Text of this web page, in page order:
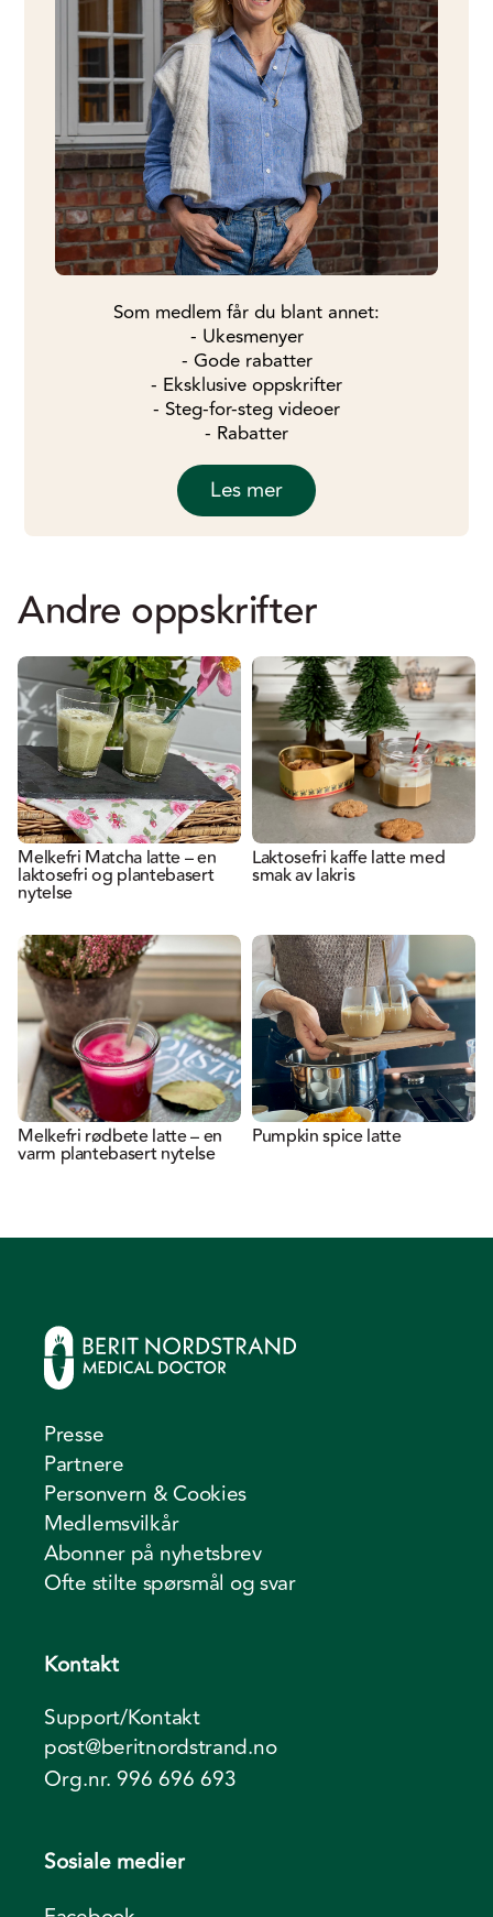
Som medlem får du blant annet:
- Ukesmenyer
- Gode rabatter
- Eksklusive oppskrifter
- Steg-for-steg videoer
- Rabatter
Les mer
Andre oppskrifter
Melkefri Matcha latte – en
laktosefri og plantebasert
nytelse
Laktosefri kaffe latte med
smak av lakris
Melkefri rødbete latte – en
varm plantebasert nytelse
Pumpkin spice latte
Presse
Partnere
Personvern & Cookies
Medlemsvilkår
Abonner på nyhetsbrev
Ofte stilte spørsmål og svar
Kontakt
Support/Kontakt
post@beritnordstrand.no
Org.nr. 996 696 693
Sosiale medier